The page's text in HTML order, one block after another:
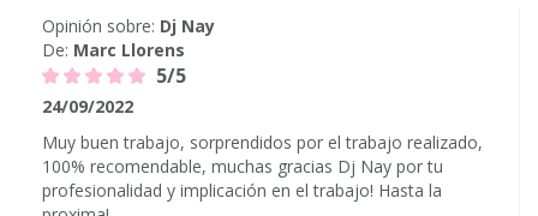
Opinión sobre: Dj Nay
De: Marc Llorens
5/5
24/09/2022
Muy buen trabajo, sorprendidos por el trabajo realizado,
100% recomendable, muchas gracias Dj Nay por tu
profesionalidad y implicación en el trabajo! Hasta la